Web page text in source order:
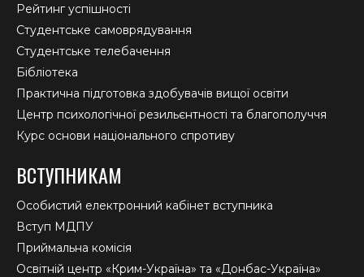
Рейтинг успішності
Студентське самоврядування
Студентське телебачення
Бібліотека
Практична підготовка здобувачів вищої освіти
Центр психологічної резильєнтності та благополуччя
Курс основи національного спротиву
ВСТУПНИКАМ
Особистий електронний кабінет вступника
Вступ МДПУ
Приймальна комісія
Освітній центр «Крим-Україна» та «Донбас-Україна»